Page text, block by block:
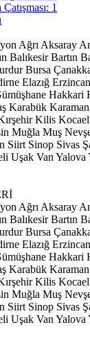
1
Ağrı Aksaray
Balıkesir Bartın
Bursa
Elazığ Erzincan
Hakkari
Karabük Karaman
Kilis
Muğla Muş
Siirt Sinop Sivas
Uşak Van Yalova
Ağrı Aksaray
Balıkesir Bartın
Bursa
Elazığ Erzincan
Hakkari
Karabük Karaman
Kilis
Muğla Muş
Siirt Sinop Sivas
Uşak Van Yalova